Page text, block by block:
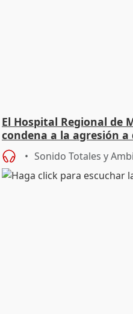
El Hospital Regional de
condena a la agresión
Urgencias
Sonido Totales y